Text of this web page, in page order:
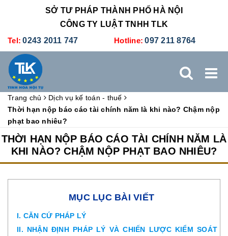
SỞ TƯ PHÁP THÀNH PHỐ HÀ NỘI
CÔNG TY LUẬT TNHH TLK
Tel: 0243 2011 747 Hotline: 097 211 8764
DỊCH VỤ KẾ TOÁN - THUẾ XÚC TIẾN THƯƠNG MẠI
Trang chủ
Dịch vụ kế toán - thuế
Thời hạn nộp báo cáo tài chính năm là khi nào? Chậm nộp
phạt bao nhiêu?
THỜI HẠN NỘP BÁO CÁO TÀI CHÍNH NĂM LÀ
KHI NÀO? CHẬM NỘP PHẠT BAO NHIÊU?
MỤC LỤC BÀI VIẾT
I. CĂN CỨ PHÁP LÝ
II. NHẬN ĐỊNH PHÁP LÝ VÀ CHIẾN LƯỢC KIỂM SOÁT